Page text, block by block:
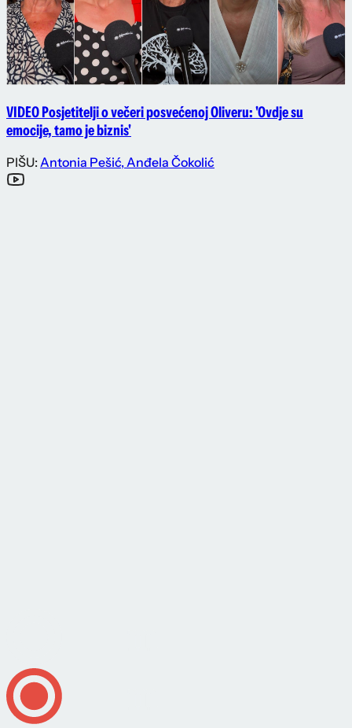
VIDEO Posjetitelji o večeri posvećenoj Oliveru: 'Ovdje su
emocije, tamo je biznis'
PIŠU: Antonia Pešić, Anđela Čokolić